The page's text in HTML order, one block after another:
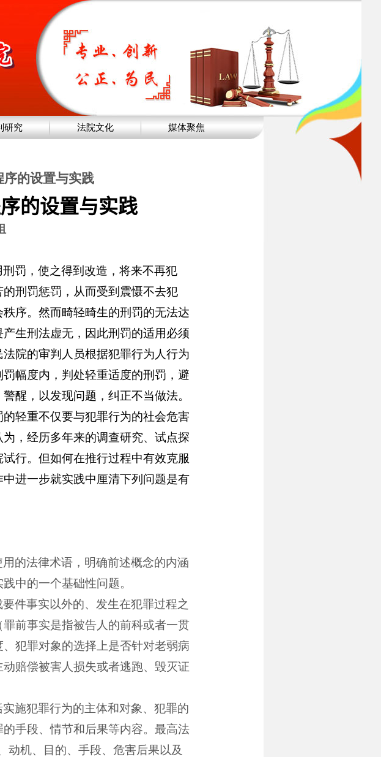
研究 法院文化 媒体聚焦
的设置与实践
的设置与实践
罚，使之得到改造，将来不再犯
刑罚惩罚，从而受到震慑不去犯
序。然而畸轻畸生的刑罚的无法达
生刑法虚无，因此刑罚的适用必须
院的审判人员根据犯罪行为人行为
幅度内，判处轻重适度的刑罚，避
醒，以发现问题，纠正不当做法。
轻重不仅要与犯罪行为的社会危害
， 经历多年来的调查研究、试点探
行。但如何在推行过程中有效克服
进一步就实践中厘清下列问题是有
的法律术语，明确前述概念的内涵
中的一个基础性问题。
件事实以外的、发生在犯罪过程之
前事实是指被告人的前科或者一贯
犯罪对象的选择上是否针对老弱病
赔偿被害人损失或者逃跑、毁灭证
施犯罪行为的主体和对象、犯罪的
手段、情节和后果等内容。最高法
动机、目的、手段、危害后果以及